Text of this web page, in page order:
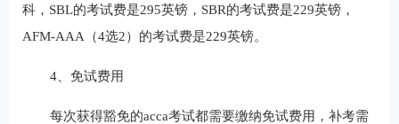
科，SBL的考试费是295英镑，SBR的考试费是229英镑，
AFM-AAA（4选2）的考试费是229英镑。
4、免试费用
每次获得豁免的acca考试都需要缴纳免试费用，补考需